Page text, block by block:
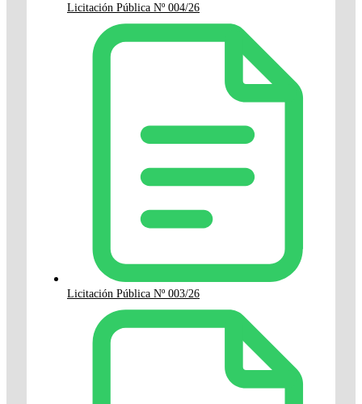
Licitación Pública Nº 004/26
Licitación Pública Nº 003/26